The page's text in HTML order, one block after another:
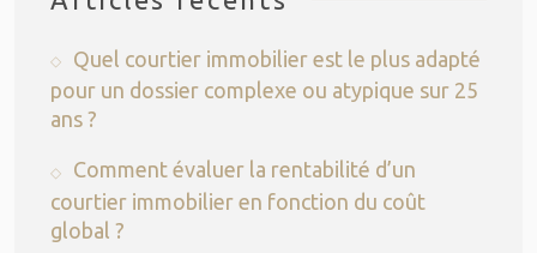
Quel courtier immobilier est le plus adapté
pour un dossier complexe ou atypique sur 25
ans ?
Comment évaluer la rentabilité d’un
courtier immobilier en fonction du coût
global ?